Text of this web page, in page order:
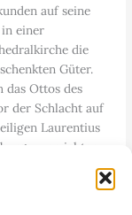
auf seine
in einer
die
Güter.
das Ottos des
der Schlacht auf
Laurentius
zu errichten,